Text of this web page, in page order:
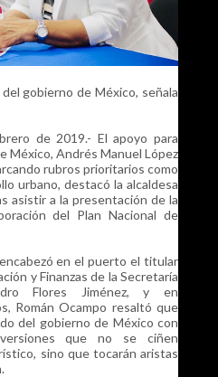
gobierno de México, señala
de 2019.- El apoyo para
México, Andrés Manuel López
rubros prioritarios como
urbano, destacó la alcaldesa
asistir a la presentación de la
del Plan Nacional de
en el puerto el titular
y Finanzas de la Secretaría
Flores Jiménez, y en
Román Ocampo resaltó que
del gobierno de México con
que no se ciñen
sino que tocarán aristas